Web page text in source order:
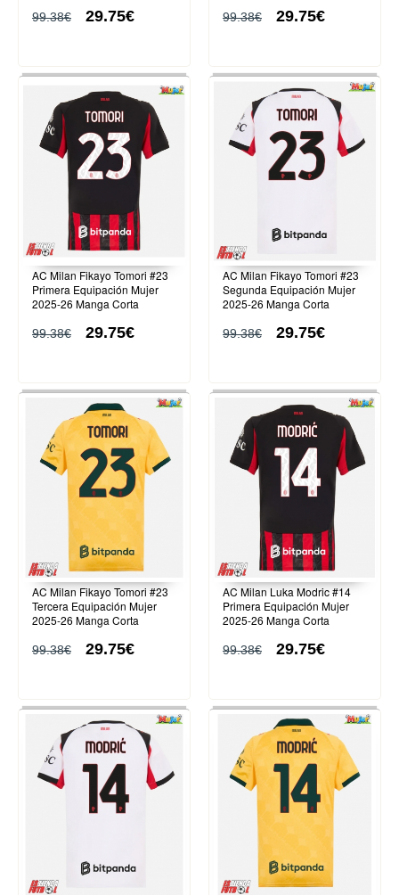
99.38€ 29.75€ 99.38€ 29.75€
AC Milan Fikayo Tomori #23
Primera Equipación Mujer
2025-26 Manga Corta
99.38€ 29.75€
AC Milan Fikayo Tomori #23
Segunda Equipación Mujer
2025-26 Manga Corta
99.38€ 29.75€
AC Milan Fikayo Tomori #23
Tercera Equipación Mujer
2025-26 Manga Corta
99.38€ 29.75€
AC Milan Luka Modric #14
Primera Equipación Mujer
2025-26 Manga Corta
99.38€ 29.75€